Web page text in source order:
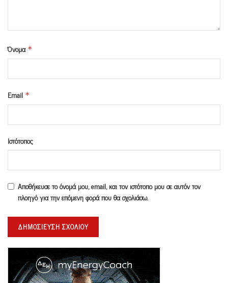
Όνομα *
Email *
Ιστότοπος
Αποθήκευσε το όνομά μου, email, και τον ιστότοπο μου σε αυτόν τον
πλοηγό για την επόμενη φορά που θα σχολιάσω.